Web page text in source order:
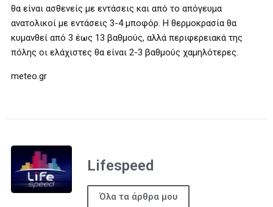
θα είναι ασθενείς με εντάσεις και από το απόγευμα
ανατολικοί με εντάσεις 3-4 μποφόρ. Η θερμοκρασία θα
κυμανθεί από 3 έως 13 βαθμούς, αλλά περιφερειακά της
πόλης οι ελάχιστες θα είναι 2-3 βαθμούς χαμηλότερες.
meteo.gr
Lifespeed
Όλα τα άρθρα μου